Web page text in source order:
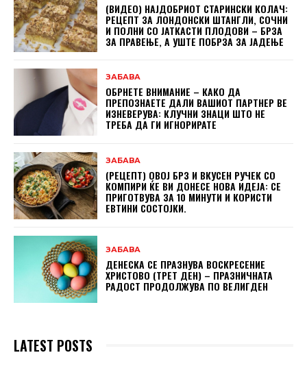
(ВИДЕО) НАЈДОБРИОТ СТАРИНСКИ КОЛАЧ:
РЕЦЕПТ ЗА ЛОНДОНСКИ ШТАНГЛИ, СОЧНИ
И ПОЛНИ СО ЈАТКАСТИ ПЛОДОВИ – БРЗА
ЗА ПРАВЕЊЕ, А УШТЕ ПОБРЗА ЗА ЈАДЕЊЕ
ЗАБАВА
ОБРНЕТЕ ВНИМАНИЕ – КАКО ДА
ПРЕПОЗНАЕТЕ ДАЛИ ВАШИОТ ПАРТНЕР ВЕ
ИЗНЕВЕРУВА: КЛУЧНИ ЗНАЦИ ШТО НЕ
ТРЕБА ДА ГИ ИГНОРИРАТЕ
ЗАБАВА
(РЕЦЕПТ) ОВОЈ БРЗ И ВКУСЕН РУЧЕК СО
КОМПИРИ ЌЕ ВИ ДОНЕСЕ НОВА ИДЕЈА: СЕ
ПРИГОТВУВА ЗА 10 МИНУТИ И КОРИСТИ
ЕВТИНИ СОСТОЈКИ.
ЗАБАВА
ДЕНЕСКА СЕ ПРАЗНУВА ВОСКРЕСЕНИЕ
ХРИСТОВО (ТРЕТ ДЕН) – ПРАЗНИЧНАТА
РАДОСТ ПРОДОЛЖУВА ПО ВЕЛИГДЕН
LATEST POSTS